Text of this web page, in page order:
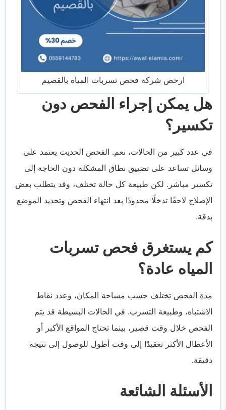
ارخص شركة فحص تسربات المياه بالقصيم
هل يمكن إجراء الفحص دون
تكسير؟
في عدد كبير من الحالات، نعم. الفحص الحديث يعتمد على
وسائل تساعد على تضييق نطاق المشكلة دون الحاجة إلى
تكسير مباشر. لكن طبيعة كل حالة تختلف، وقد يتطلب بعض
الإصلاح لاحقًا تدخلًا محدودًا بعد انتهاء الفحص وتحديد الموضع
بدقة.
كم يستغرق فحص تسربات
المياه عادة؟
مدة الفحص تختلف حسب مساحة المكان، وعدد نقاط
الاشتباه، وطبيعة التسرب. في الحالات البسيطة قد يتم
الفحص خلال وقت قصير، بينما تحتاج المواقع الأكبر أو
الأعطال الأكثر تعقيدًا إلى وقت أطول للوصول إلى نتيجة
دقيقة.
الأسئلة الشائعة